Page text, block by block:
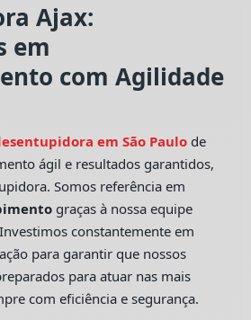
Ajax:
em
com Agilidade
em São Paulo de
ágil e resultados garantidos,
Somos referência em
graças à nossa equipe
constantemente em
para garantir que nossos
para atuar nas mais
com eficiência e segurança.